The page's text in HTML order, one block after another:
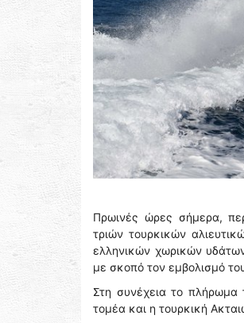
Πρωινές ώρες σήμερα,
τριών τουρκικών
ελληνικών χωρικών
με σκοπό τον εμβολισμό
Στη συνέχεια το πλήρωμα
τομέα και η τουρκική